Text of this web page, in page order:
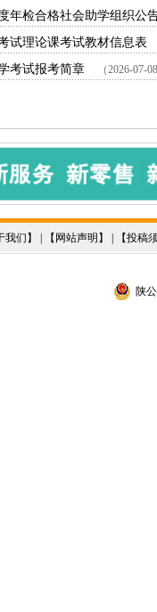
年检合格社会助学组织公
试理论课考试教材信息表
考试报考简章
（2026-07-
我们 】 | 【 网站声明 】 | 【投稿
陕